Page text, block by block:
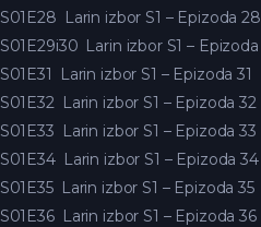
S01E28 Larin izbor S1 – Epizoda 28
S01E29i30
S01E31
Larin izbor S1 – Epizoda 31
S01E32 Larin izbor S1 – Epizoda 32
S01E33 Larin izbor S1 – Epizoda 33
S01E34 Larin izbor S1 – Epizoda 34
S01E35 Larin izbor S1 – Epizoda 35
S01E36 Larin izbor S1 – Epizoda 36